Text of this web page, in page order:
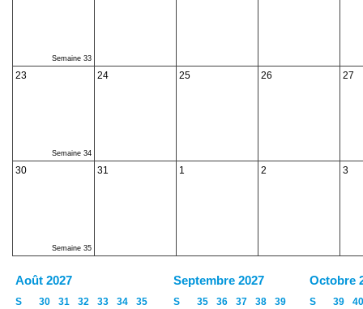
Semaine 33
23
Semaine 34
24 25 26 27
30
Semaine 35
31 1 2 3
Août 2027
S 30 31 32 33 34
35
Septembre 2027
S 35 36 37 38
39
Octobre
S 39
40